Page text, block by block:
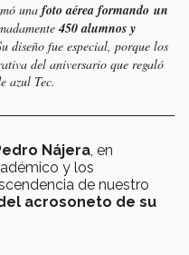
una foto aérea formando un
450 alumnos y
diseño fue especial, porque los
del aniversario que regaló
azul Tec.
Nájera, en
y los
de nuestro
acrosoneto de su